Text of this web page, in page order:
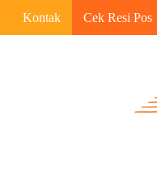
Kontak Cek Resi Pos